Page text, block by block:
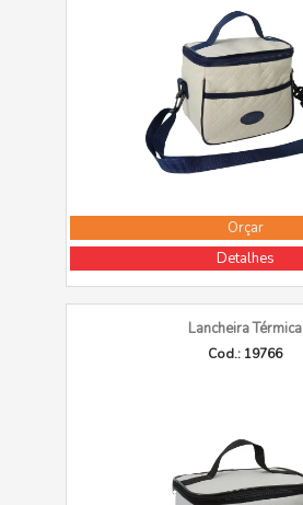
Orçar
Detalhes
Lancheira Térmica
Cod.: 19766